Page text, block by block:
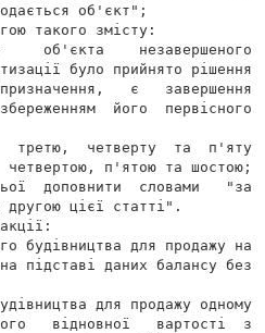
об'єкт";
такого змісту:
об'єкта    незавершеного
було прийнято рішення
є   завершення
його  первісного
третю,  четверту  та  п'яту
четвертою, п'ятою та шостою;
доповнити  словами   "за
другою цієї статті".
будівництва для продажу на
підставі даних балансу без
для продажу одному
відновної   вартості  з